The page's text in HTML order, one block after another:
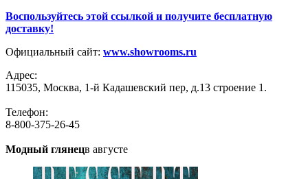
Воспользуйтесь этой ссылкой и получите бесплатную
доставку!
Официальный сайт: www.showrooms.ru
Адрес:
115035, Москва, 1-й Кадашевский пер, д.13 строение 1.
Телефон:
8-800-375-26-45
Модный глянецв августе